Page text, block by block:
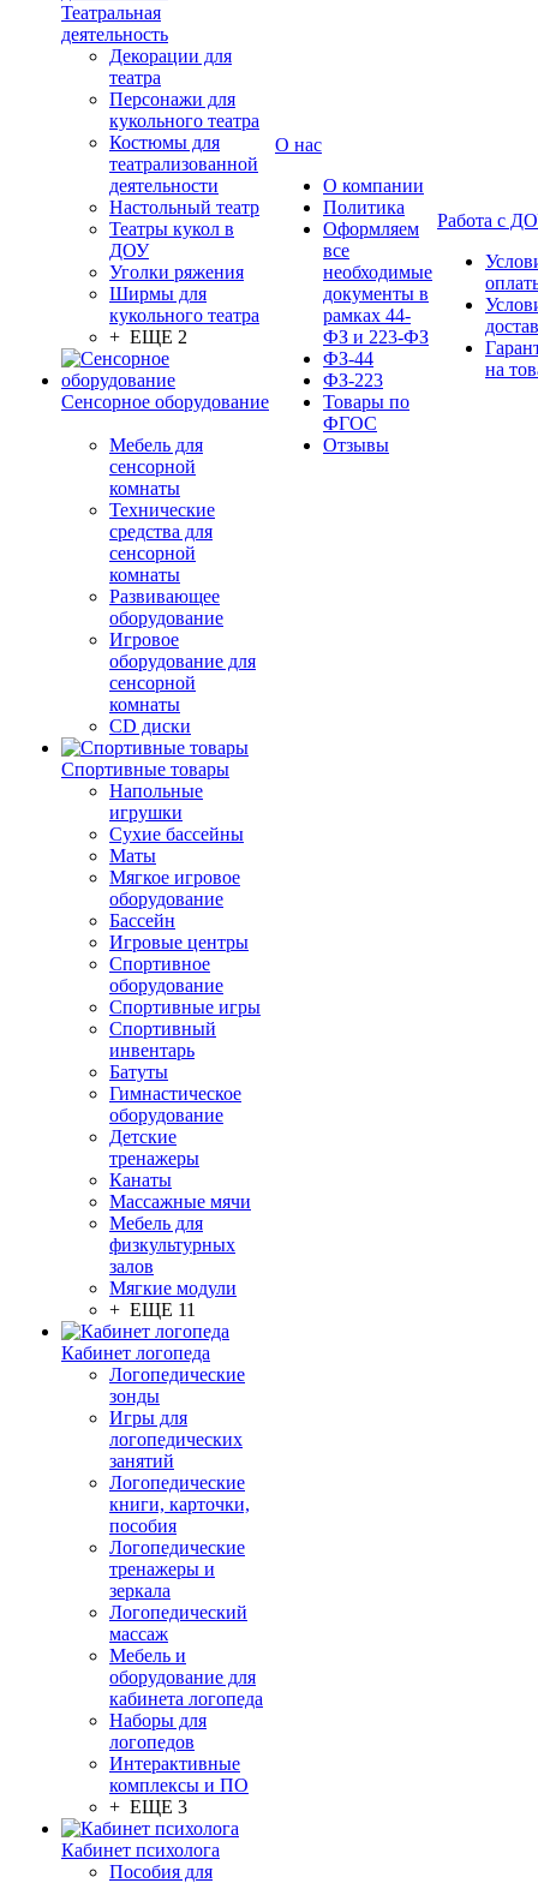
Театральная
деятельность
Декорации для
театра
Персонажи для
кукольного театра
Костюмы для
театрализованной
деятельности
Настольный театр
Театры кукол в
ДОУ
Уголки ряжения
Ширмы для
кукольного театра
+ ЕЩЕ 2
Сенсорное оборудование
Мебель для
сенсорной
комнаты
Технические
средства для
сенсорной
комнаты
Развивающее
оборудование
Игровое
оборудование для
сенсорной
комнаты
CD диски
Спортивные товары
Напольные
игрушки
Сухие бассейны
Маты
Мягкое игровое
оборудование
Бассейн
Игровые центры
Спортивное
оборудование
Спортивные игры
Спортивный
инвентарь
Батуты
Гимнастическое
оборудование
Детские
тренажеры
Канаты
Массажные мячи
Мебель для
физкультурных
залов
Мягкие модули
+ ЕЩЕ 11
Кабинет логопеда
Логопедические
зонды
Игры для
логопедических
занятий
Логопедические
книги, карточки,
пособия
Логопедические
тренажеры и
зеркала
Логопедический
массаж
Мебель и
оборудование для
кабинета логопеда
Наборы для
логопедов
Интерактивные
комплексы и ПО
+ ЕЩЕ 3
Кабинет психолога
Пособия для
О нас
О компании
Политика
Оформляем
все
необходимые
документы в
рамках 44-
ФЗ и 223-ФЗ
ФЗ-44
ФЗ-223
Товары по
ФГОС
Отзывы
Работа с
на